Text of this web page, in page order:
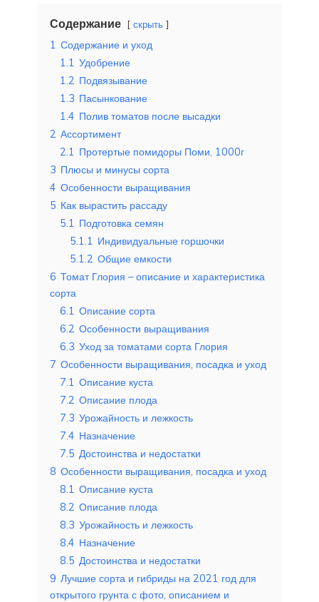
Содержание скрыть
1 Содержание и уход
1.1 Удобрение
1.2 Подвязывание
1.3 Пасынкование
1.4 Полив томатов после высадки
2 Ассортимент
2.1 Протертые помидоры Поми, 1000г
3 Плюсы и минусы сорта
4 Особенности выращивания
5 Как вырастить рассаду
5.1 Подготовка семян
5.1.1 Индивидуальные горшочки
5.1.2 Общие емкости
6 Томат Глория – описание и характеристика
сорта
6.1 Описание сорта
6.2 Особенности выращивания
6.3 Уход за томатами сорта Глория
7 Особенности выращивания, посадка и уход
7.1 Описание куста
7.2 Описание плода
7.3 Урожайность и лежкость
7.4 Назначение
7.5 Достоинства и недостатки
8 Особенности выращивания, посадка и уход
8.1 Описание куста
8.2 Описание плода
8.3 Урожайность и лежкость
8.4 Назначение
8.5 Достоинства и недостатки
9 Лучшие сорта и гибриды на 2021 год для
открытого грунта с фото, описанием и